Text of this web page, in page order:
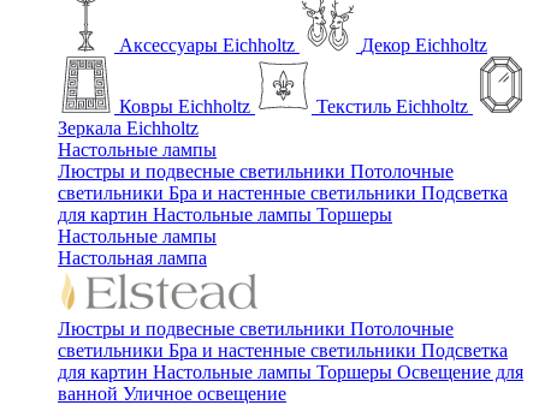
Аксессуары Eichholtz Декор Eichholtz
Ковры Eichholtz
Текстиль Eichholtz
Зеркала Eichholtz
Настольные лампы
Люстры и подвесные светильники Потолочные
светильники Бра и настенные светильники Подсветка
для картин Настольные лампы Торшеры
Настольные лампы
Настольная лампа
Люстры и подвесные светильники Потолочные
светильники Бра и настенные светильники Подсветка
для картин Настольные лампы Торшеры Освещение для
ванной Уличное освещение